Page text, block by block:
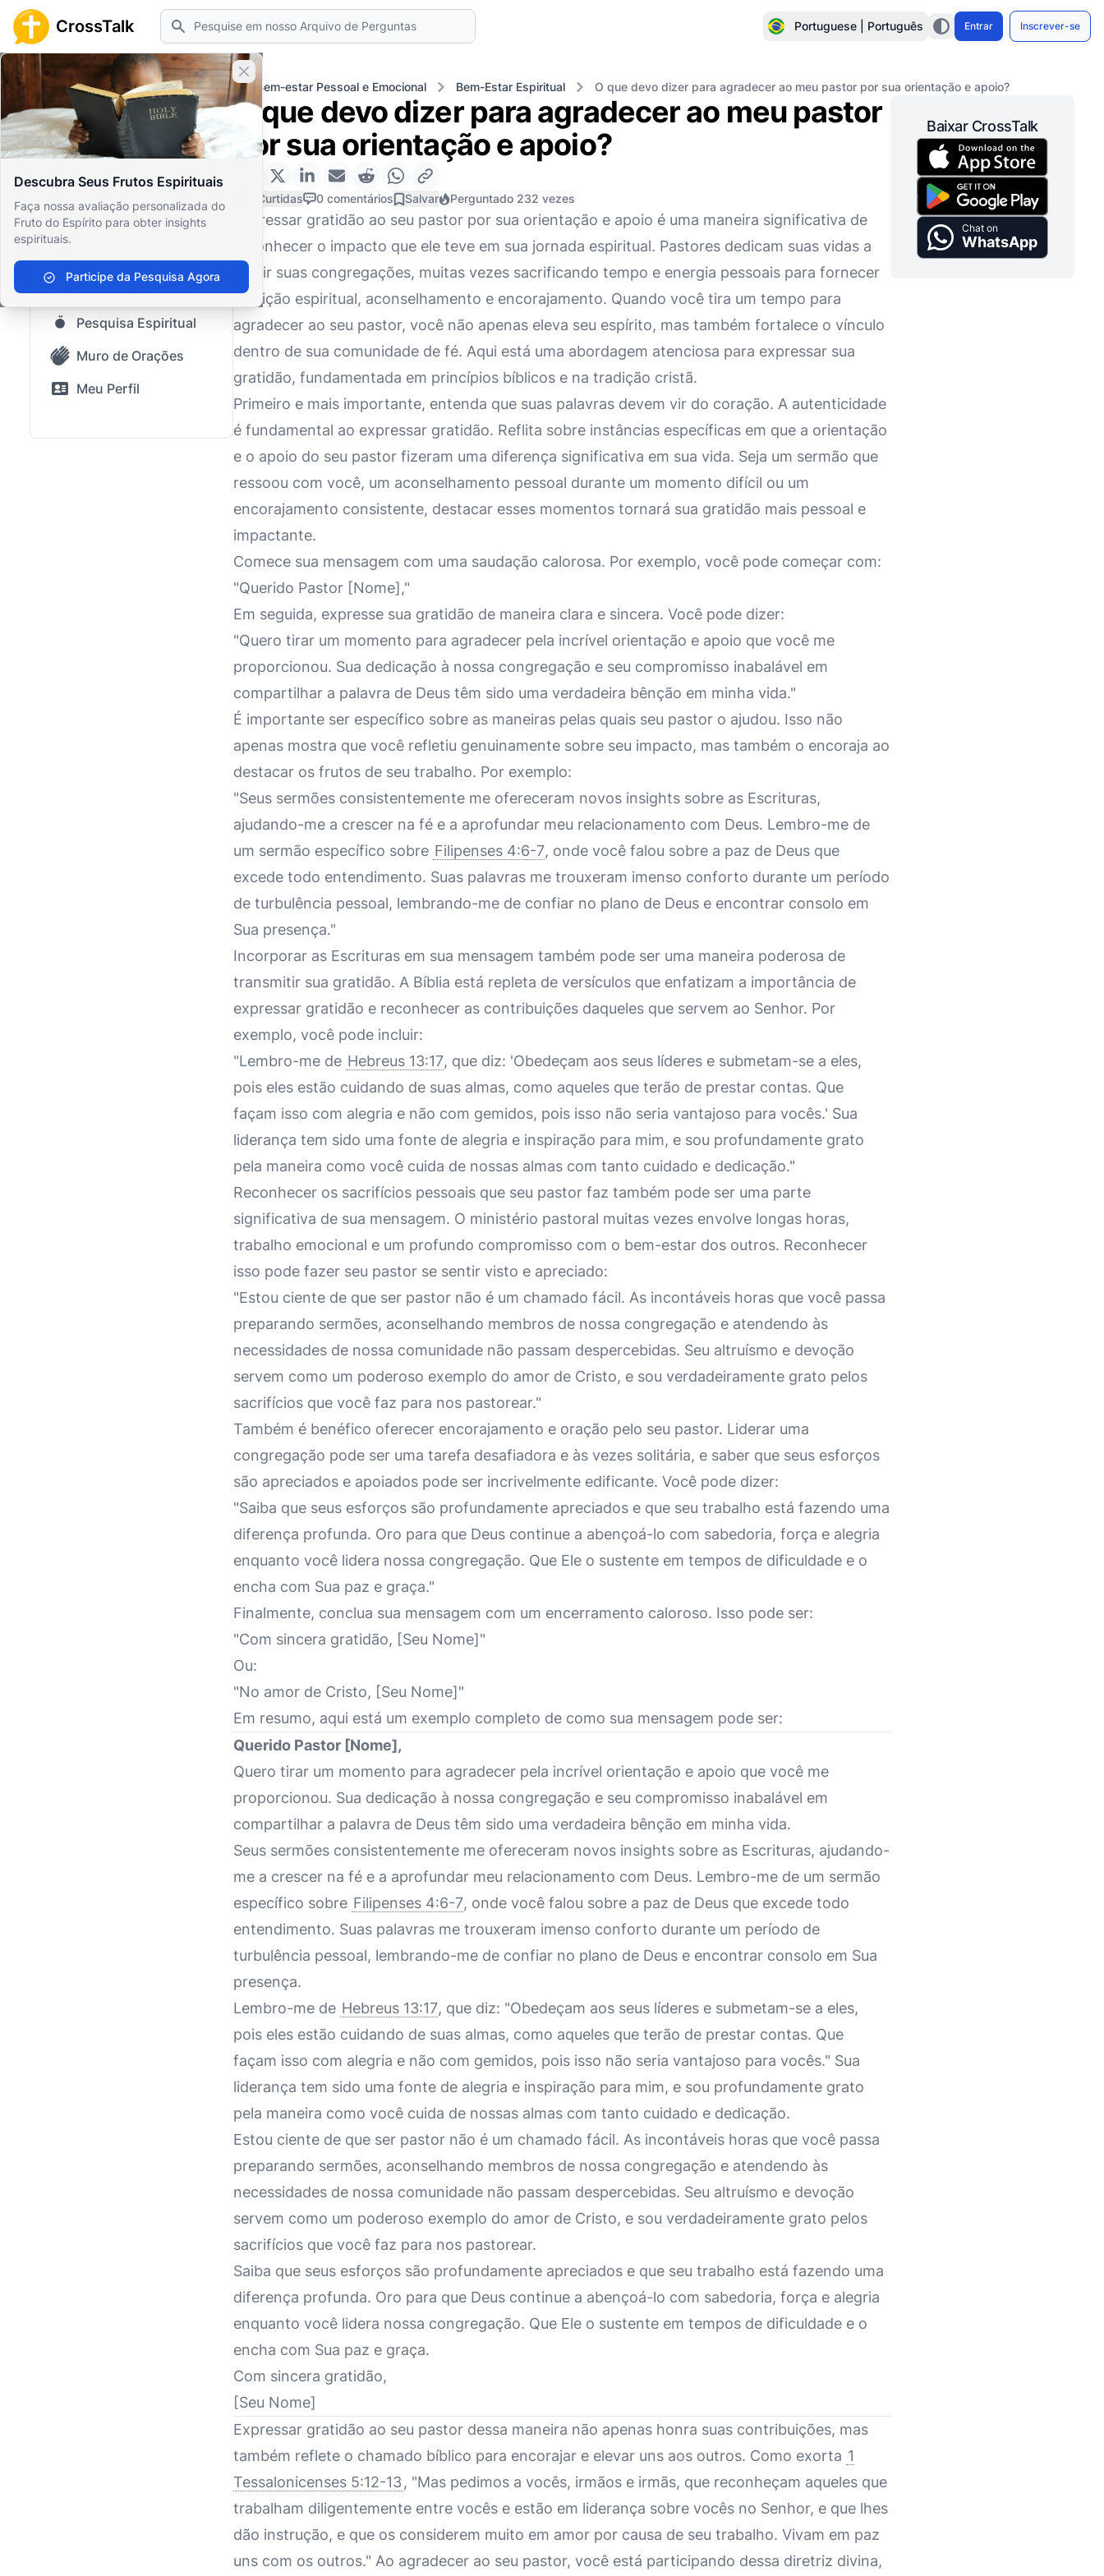
CrossTalk Pesquisar Portuguese | Português Entrar Inscrever-se
Fechar banner
Descubra Seus Frutos Espirituais
Faça nossa avaliação personalizada do
Fruto do Espírito para obter insights
espirituais.
Participe da Pesquisa Agora
Home Arquivo de Perguntas Bem-estar Pessoal e Emocional Bem-Estar Espiritual O que devo dizer para agradecer ao meu pastor por sua orientação e apoio?
Início
Arquivo de Perguntas
Nosso blog
Conteúdo Salvo
Perguntas Populares
Bíblia Sagrada
Pesquisa Espiritual
Muro de Orações
Meu Perfil
O que devo dizer para agradecer ao meu pastor
por sua orientação e apoio?
0 Curtidas 0 comentários Salvar Perguntado 232 vezes
Expressar gratidão ao seu pastor por sua orientação e apoio é uma maneira significativa de
reconhecer o impacto que ele teve em sua jornada espiritual. Pastores dedicam suas vidas a
servir suas congregações, muitas vezes sacrificando tempo e energia pessoais para fornecer
nutrição espiritual, aconselhamento e encorajamento. Quando você tira um tempo para
agradecer ao seu pastor, você não apenas eleva seu espírito, mas também fortalece o vínculo
dentro de sua comunidade de fé. Aqui está uma abordagem atenciosa para expressar sua
gratidão, fundamentada em princípios bíblicos e na tradição cristã.
Primeiro e mais importante, entenda que suas palavras devem vir do coração. A autenticidade
é fundamental ao expressar gratidão. Reflita sobre instâncias específicas em que a orientação
e o apoio do seu pastor fizeram uma diferença significativa em sua vida. Seja um sermão que
ressoou com você, um aconselhamento pessoal durante um momento difícil ou um
encorajamento consistente, destacar esses momentos tornará sua gratidão mais pessoal e
impactante.
Comece sua mensagem com uma saudação calorosa. Por exemplo, você pode começar com:
"Querido Pastor [Nome],"
Em seguida, expresse sua gratidão de maneira clara e sincera. Você pode dizer:
"Quero tirar um momento para agradecer pela incrível orientação e apoio que você me
proporcionou. Sua dedicação à nossa congregação e seu compromisso inabalável em
compartilhar a palavra de Deus têm sido uma verdadeira bênção em minha vida."
É importante ser específico sobre as maneiras pelas quais seu pastor o ajudou. Isso não
apenas mostra que você refletiu genuinamente sobre seu impacto, mas também o encoraja ao
destacar os frutos de seu trabalho. Por exemplo:
"Seus sermões consistentemente me ofereceram novos insights sobre as Escrituras,
ajudando-me a crescer na fé e a aprofundar meu relacionamento com Deus. Lembro-me de
um sermão específico sobre Filipenses 4:6-7, onde você falou sobre a paz de Deus que
excede todo entendimento. Suas palavras me trouxeram imenso conforto durante um período
de turbulência pessoal, lembrando-me de confiar no plano de Deus e encontrar consolo em
Sua presença."
Incorporar as Escrituras em sua mensagem também pode ser uma maneira poderosa de
transmitir sua gratidão. A Bíblia está repleta de versículos que enfatizam a importância de
expressar gratidão e reconhecer as contribuições daqueles que servem ao Senhor. Por
exemplo, você pode incluir:
"Lembro-me de Hebreus 13:17, que diz: 'Obedeçam aos seus líderes e submetam-se a eles,
pois eles estão cuidando de suas almas, como aqueles que terão de prestar contas. Que
façam isso com alegria e não com gemidos, pois isso não seria vantajoso para vocês.' Sua
liderança tem sido uma fonte de alegria e inspiração para mim, e sou profundamente grato
pela maneira como você cuida de nossas almas com tanto cuidado e dedicação."
Reconhecer os sacrifícios pessoais que seu pastor faz também pode ser uma parte
significativa de sua mensagem. O ministério pastoral muitas vezes envolve longas horas,
trabalho emocional e um profundo compromisso com o bem-estar dos outros. Reconhecer
isso pode fazer seu pastor se sentir visto e apreciado:
"Estou ciente de que ser pastor não é um chamado fácil. As incontáveis horas que você passa
preparando sermões, aconselhando membros de nossa congregação e atendendo às
necessidades de nossa comunidade não passam despercebidas. Seu altruísmo e devoção
servem como um poderoso exemplo do amor de Cristo, e sou verdadeiramente grato pelos
sacrifícios que você faz para nos pastorear."
Também é benéfico oferecer encorajamento e oração pelo seu pastor. Liderar uma
congregação pode ser uma tarefa desafiadora e às vezes solitária, e saber que seus esforços
são apreciados e apoiados pode ser incrivelmente edificante. Você pode dizer:
"Saiba que seus esforços são profundamente apreciados e que seu trabalho está fazendo uma
diferença profunda. Oro para que Deus continue a abençoá-lo com sabedoria, força e alegria
enquanto você lidera nossa congregação. Que Ele o sustente em tempos de dificuldade e o
encha com Sua paz e graça."
Finalmente, conclua sua mensagem com um encerramento caloroso. Isso pode ser:
"Com sincera gratidão, [Seu Nome]"
Ou:
"No amor de Cristo, [Seu Nome]"
Em resumo, aqui está um exemplo completo de como sua mensagem pode ser:
Querido Pastor [Nome],
Quero tirar um momento para agradecer pela incrível orientação e apoio que você me
proporcionou. Sua dedicação à nossa congregação e seu compromisso inabalável em
compartilhar a palavra de Deus têm sido uma verdadeira bênção em minha vida.
Seus sermões consistentemente me ofereceram novos insights sobre as Escrituras, ajudando-
me a crescer na fé e a aprofundar meu relacionamento com Deus. Lembro-me de um sermão
específico sobre Filipenses 4:6-7, onde você falou sobre a paz de Deus que excede todo
entendimento. Suas palavras me trouxeram imenso conforto durante um período de
turbulência pessoal, lembrando-me de confiar no plano de Deus e encontrar consolo em Sua
presença.
Lembro-me de Hebreus 13:17, que diz: "Obedeçam aos seus líderes e submetam-se a eles,
pois eles estão cuidando de suas almas, como aqueles que terão de prestar contas. Que
façam isso com alegria e não com gemidos, pois isso não seria vantajoso para vocês." Sua
liderança tem sido uma fonte de alegria e inspiração para mim, e sou profundamente grato
pela maneira como você cuida de nossas almas com tanto cuidado e dedicação.
Estou ciente de que ser pastor não é um chamado fácil. As incontáveis horas que você passa
preparando sermões, aconselhando membros de nossa congregação e atendendo às
necessidades de nossa comunidade não passam despercebidas. Seu altruísmo e devoção
servem como um poderoso exemplo do amor de Cristo, e sou verdadeiramente grato pelos
sacrifícios que você faz para nos pastorear.
Saiba que seus esforços são profundamente apreciados e que seu trabalho está fazendo uma
diferença profunda. Oro para que Deus continue a abençoá-lo com sabedoria, força e alegria
enquanto você lidera nossa congregação. Que Ele o sustente em tempos de dificuldade e o
encha com Sua paz e graça.
Com sincera gratidão,
[Seu Nome]
Expressar gratidão ao seu pastor dessa maneira não apenas honra suas contribuições, mas
também reflete o chamado bíblico para encorajar e elevar uns aos outros. Como exorta 1
Tessalonicenses 5:12-13, "Mas pedimos a vocês, irmãos e irmãs, que reconheçam aqueles que
trabalham diligentemente entre vocês e estão em liderança sobre vocês no Senhor, e que lhes
dão instrução, e que os considerem muito em amor por causa de seu trabalho. Vivam em paz
uns com os outros." Ao agradecer ao seu pastor, você está participando dessa diretriz divina,
Baixar CrossTalk
Chat on
WhatsApp